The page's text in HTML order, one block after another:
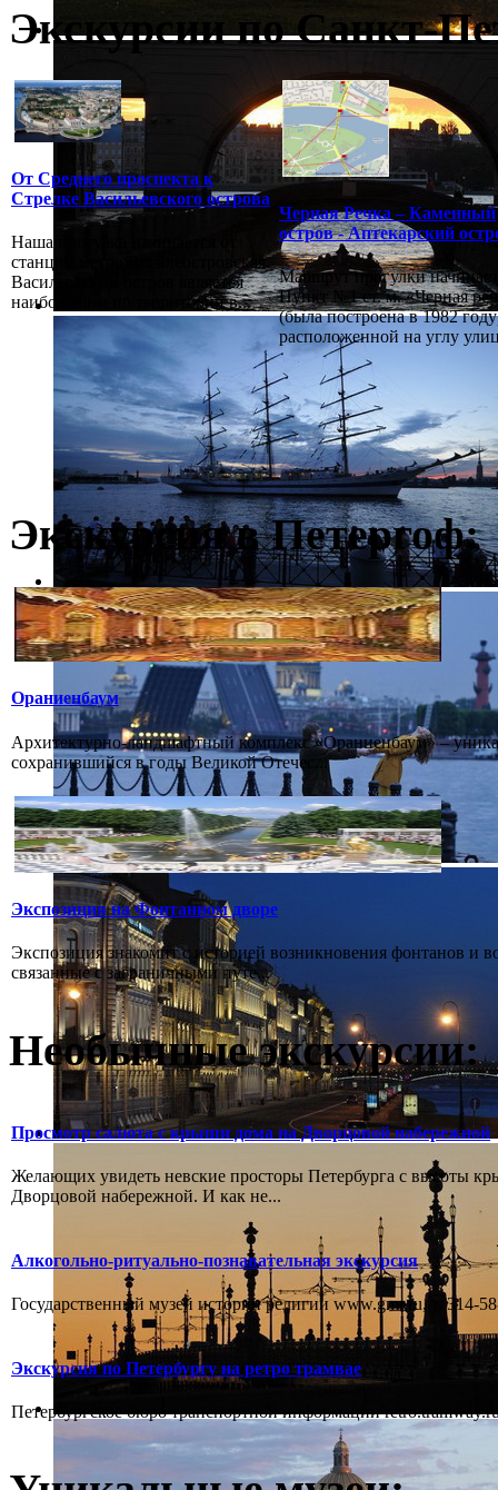
Экскурсии по Санкт-
От Среднего проспекта к
Стрелке Васильевского острова
Наша прогулка начинается от
станции метро Василеостровская.
Васильевский остров является
наибольшим по территории в...
Черная Речка – Каменный
остров - Аптекарский
Маршрут прогулки
Пункт №1 ст. м. «Черная
(была построена в 1982
расположенной на углу
Экскурсия в Петергоф:
Ораниенбаум
Архитектурно-ландшафтный комплекс «Ораниенбаум» –
сохранившийся в годы Великой Отечес...
Экспозиция на Фонтанном дворе
Экспозиция знакомит с историей возникновения фонтанов и
связанные с заграничными путе...
Необычные экскурсии:
Просмотр салюта с крыши дома на Дворцовой набережной
Желающих увидеть невские просторы Петербурга с высоты
Дворцовой набережной. И как не...
Алкогольно-ритуально-познавательная экскурсия
Государственный музей истории религии www.gmr.ru, т. 314-
Экскурсия по Петербургу на ретро трамвае
Петербургское бюро транспортной информации